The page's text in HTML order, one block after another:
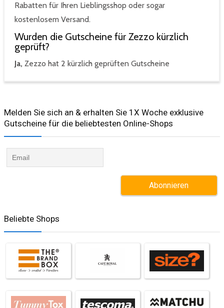
Rabatten für Ihren Lieblingsshop oder sogar
kostenlosem Versand.
Wurden die Gutscheine für Zezzo kürzlich
geprüft?
Ja, Zezzo hat 2 kürzlich geprüften Gutscheine
Melden Sie sich an & erhalten Sie 1X Woche exklusive
Gutscheine für die beliebtesten Online-Shops​
Beliebte Shops